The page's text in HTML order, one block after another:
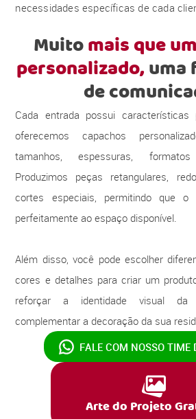
necessidades específicas de cada
Muitomais que
personalizado,uma
de
Cada entrada possui
oferecemos capachos
tamanhos, espessuras,
Produzimos peças retangulares,
cortes especiais, permitindo que o
perfeitamente ao espaço disponível.
Além disso, você pode escolher
cores e detalhes para criar um
reforçar a identidade visual
complementar a decoração da sua
FALE COM NOSSO TIME
Arte do Projeto